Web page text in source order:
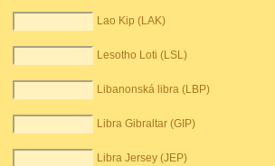
Lao Kip (LAK)
Lesotho Loti (LSL)
Libanonská libra (LBP)
Libra Gibraltar (GIP)
Libra Jersey (JEP)